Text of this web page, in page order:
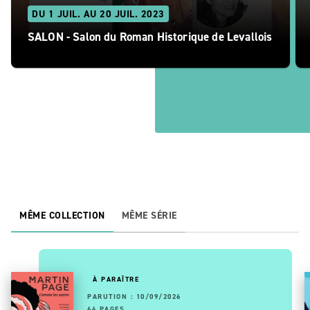
DU 1 JUIL. AU 20 JUIL. 2023
SALON - Salon du Roman Historique de Levallois
MÊME COLLECTION MÊME SÉRIE
À PARAÎTRE
PARUTION : 10/09/2026